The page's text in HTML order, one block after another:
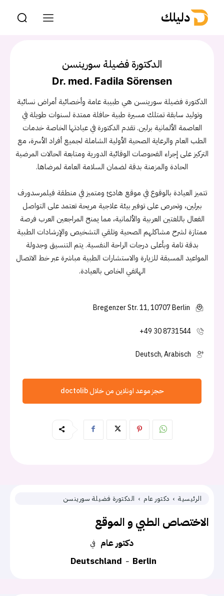
دليلك
الرئيسية دكتور عام الدكتورة فضيلة سورينسن
الاختصاص الطبي و الموقع
في دكتور عام
Deutschland
Berlin
الدكتورة فضيلة سورينسن
Dr. med. Fadila Sörensen
الدكتورة فضيلة سورينسن هي طبيبة عامة وأخصائية أمراض نسائية
وتوليد سابقة تمتلك مسيرة طبية حافلة ممتدة لسنوات طويلة في
العاصمة الألمانية برلين. تقدم الدكتورة في عيادتها الخاصة خدمات
الطب العام والرعاية الصحية الأولية الشاملة لجميع أفراد الأسرة، مع
التركيز على إجراء الفحوصات الوقائية الدورية ومتابعة الحالات المرضية
الحادة والمزمنة بدقة لضمان السلامة العامة لمرضاها.
تتميز العيادة بالوقوع في موقع هادئ ومتميز في منطقة فيلمرسدورف
ببرلين، وتحرص على توفير بيئة علاجية مريحة تعتمد على التواصل
الفعال باللغتين العربية والألمانية، مما يمنح المراجعين العرب فرصة
ممتازة لشرح مشاكلهم الصحية وتلقي التشخيص والإرشادات الطبية
بدقة تامة وبأعلى درجات الراحة النفسية. يتم التنسيق وجدولة
المواعيد المسبقة للزيارة والاستشارات الطبية مباشرة عبر خط الاتصال
الهاتفي الخاص بالعيادة.
Bregenzer Str. 11, 10707 Berlin
+49 30 8731544
Deutsch, Arabisch
حجز موعد اونلاين من خلال doctolib